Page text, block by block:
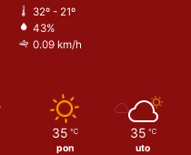
32º - 21º
43%
0.09 km/h
35 ℃
pon
35 ℃
uto